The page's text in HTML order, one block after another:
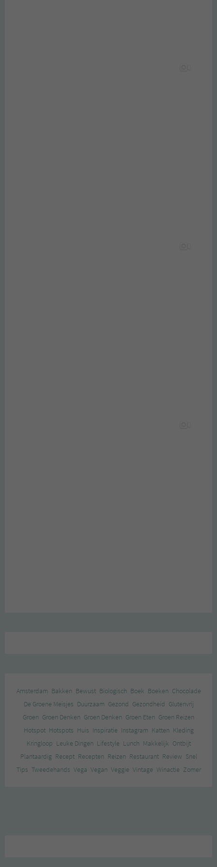
Amsterdam Bakken Bewust Biologisch Boek Boeken Chocolade
De Groene Meisjes Duurzaam Gezond Gezondheid Glutenvrij
Groen Groen Denken Groen Denken Groen Eten Groen Reizen
Hotspot Hotspots Huis Inspiratie Instagram Katten Kleding
Kringloop Leuke Dingen Lifestyle Lunch Makkelijk Ontbijt
Plantaardig Recept Recepten Reizen Restaurant Review Snel
Tips Tweedehands Vega Vegan Veggie Vintage Winactie Zomer